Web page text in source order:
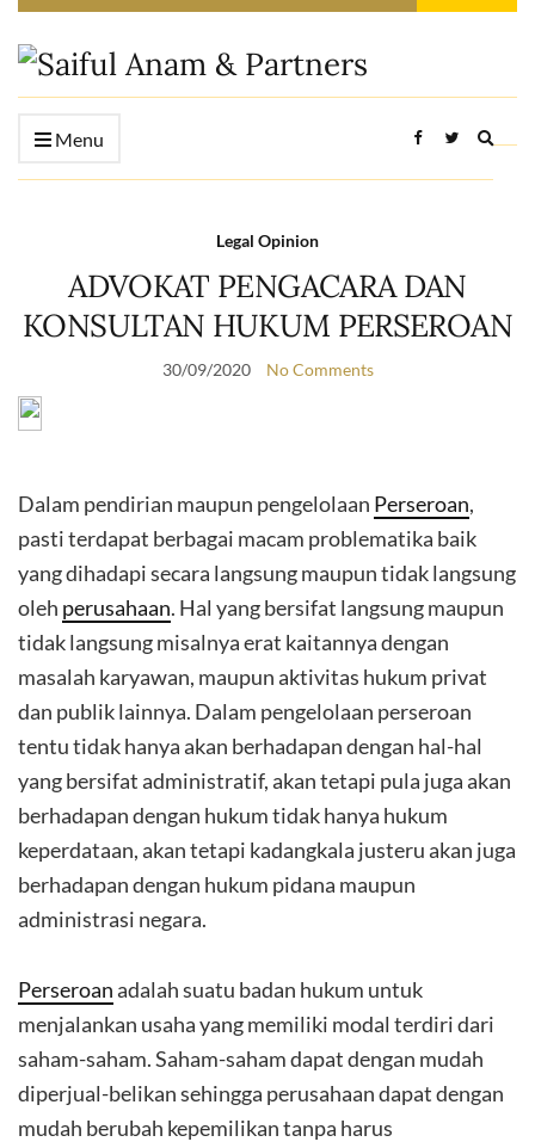
Menu
form
Legal Opinion
ADVOKAT PENGACARA DAN
KONSULTAN HUKUM PERSEROAN
30/09/2020 No Comments
Dalam pendirian maupun pengelolaan Perseroan,
pasti terdapat berbagai macam problematika baik
yang dihadapi secara langsung maupun tidak langsung
oleh perusahaan. Hal yang bersifat langsung maupun
tidak langsung misalnya erat kaitannya dengan
masalah karyawan, maupun aktivitas hukum privat
dan publik lainnya. Dalam pengelolaan perseroan
tentu tidak hanya akan berhadapan dengan hal-hal
yang bersifat administratif, akan tetapi pula juga akan
berhadapan dengan hukum tidak hanya hukum
keperdataan, akan tetapi kadangkala justeru akan juga
berhadapan dengan hukum pidana maupun
administrasi negara.
Perseroanadalah suatu badan hukum untuk
menjalankan usaha yang memiliki modal terdiri dari
saham-saham. Saham-saham dapat dengan mudah
diperjual-belikan sehingga perusahaan dapat dengan
mudah berubah kepemilikan tanpa harus